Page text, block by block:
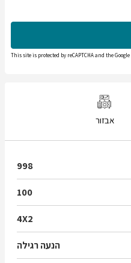
This site is protected by reCAPTCHA and the Google
אבזור
998
100
4X2
הנעה רגילה